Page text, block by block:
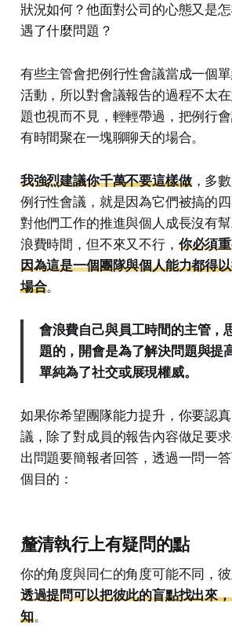
狀況如何？他面對公司的心態又是
遇了什麼問題？
有些主管會把例行性會議當成一個
活動，所以對會議報告的過程不太
題也視而不見，輕輕帶過，把例行
有時間聚在一塊聊聊天的場合。
我強烈建議你千萬不要這樣做，多
例行性會議，就是因為它們被搞的
對他們工作的推進與個人成長沒有
浪費時間，但不來又不行，你必須
因為這是一個團隊與個人能力都得
場合。
會浪費自己與員工時間的主管，
題的，開會是為了解決問題與提
單純為了社交或展現權威。
如果你希望團隊能力提升，你要認
議，除了對成員的報告內容做足要
出問題要簡報者回答，透過一問一
個目的：
釐清執行上有疑問的點
你的角度與同仁的角度可能不同，
透過提問可以把彼此的盲點找出來
知。